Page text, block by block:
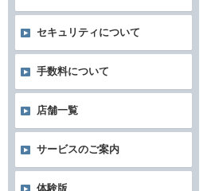
セキュリティについて
手数料について
店舗一覧
サービスのご案内
体験版